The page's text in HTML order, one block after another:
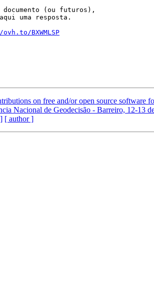
documento (ou futuros),
uma resposta.
BXWMLSP
on free and/or open source software
Nacional de Geodecisão - Barreiro, 12-13
[ author ]